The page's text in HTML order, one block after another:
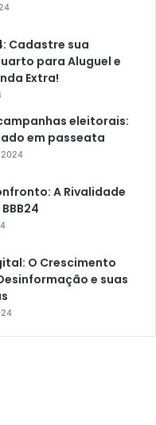
Cadastre sua
para Aluguel e
Extra!
eleitorais:
em passeata
A Rivalidade
O Crescimento
e suas